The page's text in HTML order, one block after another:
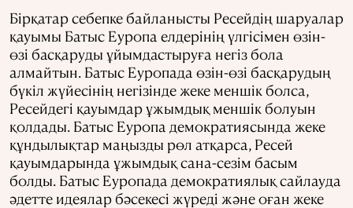
Бірқатар себепке байланысты Ресейдің шаруалар
қауымы Батыс Еуропа елдерінің үлгісімен өзін-
өзі басқаруды ұйымдастыруға негіз бола
алмайтын. Батыс Еуропада өзін-өзі басқарудың
бүкіл жүйесінің негізінде жеке меншік болса,
Ресейдегі қауымдар ұжымдық меншік болуын
қолдады. Батыс Еуропа демократиясында жеке
құндылықтар маңызды рөл атқарса, Ресей
қауымдарында ұжымдық сана-сезім басым
болды. Батыс Еуропада демократиялық сайлауда
әдетте идеялар бәсекесі жүреді және оған жеке